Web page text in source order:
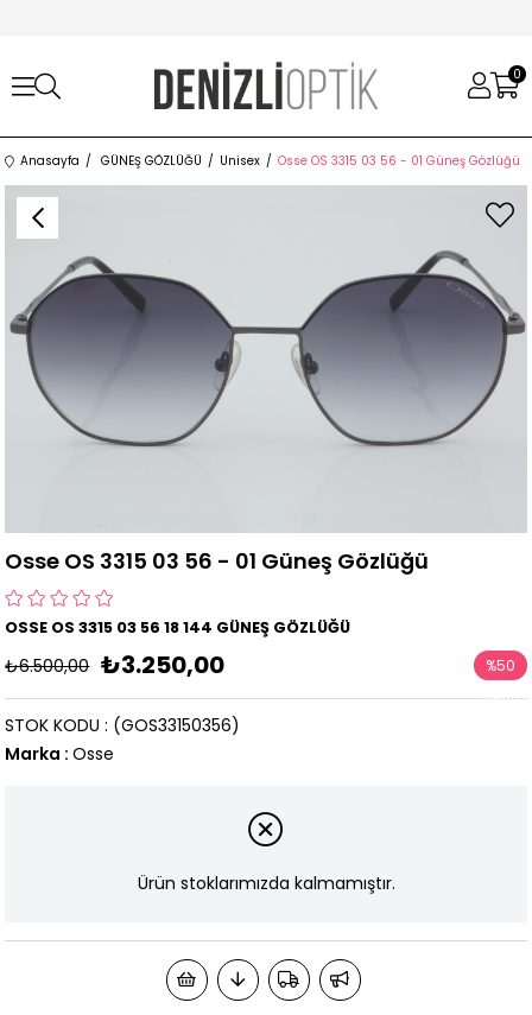
0
Anasayfa GÜNEŞ GÖZLÜĞÜ Unisex Osse OS 3315 03 56 - 01 Güneş Gözlüğü
Osse OS 3315 03 56 - 01 Güneş Gözlüğü
OSSE OS 3315 03 56 18 144 GÜNEŞ GÖZLÜĞÜ
₺6.500,00 ₺3.250,00 %50
İndirim
(GOS33150356)
STOK KODU
Marka : Osse
Ürün stoklarımızda kalmamıştır.